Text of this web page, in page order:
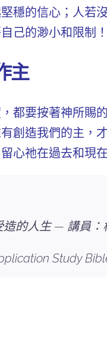
穩的信心；人若
己的渺小和限制！
主
都要按著神所賜
創造我們的主，
心祂在過去和現
的人生 — 講員：
Study